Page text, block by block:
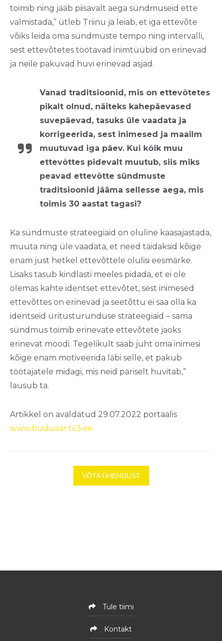
toimib ning jääb piisavalt aega sündmuseid ette
valmistada,” ütleb Triinu ja leiab, et iga ettevõte
võiks leida oma sündmuste tempo ning intervalli,
sest ettevõtetes töötavad inimtüübid on erinevad
ja neile pakuvad huvi erinevad asjad.
Vanad traditsioonid, mis on ettevõtetes
pikalt olnud, näiteks kahepäevased
suvepäevad, tasuks üle vaadata ja
korrigeerida, sest inimesed ja maailm
muutuvad iga päev. Kui kõik muu
ettevõttes pidevalt muutub, siis miks
peavad ettevõtte sündmuste
traditsioonid jääma sellesse aega, mis
toimis 30 aastat tagasi?
Ka sündmuste strateegiaid on oluline kaasajastada,
muuta ning üle vaadata, et need täidaksid kõige
enam just hetkel ettevõttele olulisi eesmärke.
Lisaks tasub kindlasti meeles pidada, et ei ole
olemas kahte identset ettevõtet, sest inimesed
ettevõttes on erinevad ja seetõttu ei saa olla ka
identseid üritusturunduse strateegiaid – sama
sündmus toimib erinevate ettevõtete jaoks
erinevat moodi. Tegelikult saab juht oma inimesi
kõige enam motiveerida läbi selle, et pakub
töötajatele midagi, mis neid päriselt huvitab,“
lausub ta.
Artikkel on avaldatud 29.07.2022 portaalis
www.buduaar.tv3.ee
VÕTA ÜHENDUST
Tule tiimi
Kontakt